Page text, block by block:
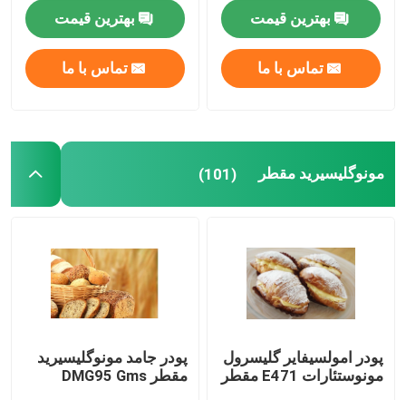
بهترین قیمت
تماس با ما
بهترین قیمت
تماس با ما
مونوگلیسیرید مقطر (101)
پودر امولسیفایر گلیسرول
مونوستئارات E471 مقطر
پودر جامد مونوگلیسیرید
مقطر DMG95 Gms